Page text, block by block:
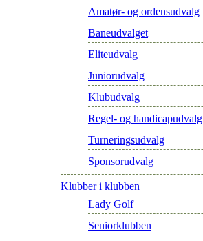
Amatør- og ordensudvalg
Baneudvalget
Eliteudvalg
Juniorudvalg
Klubudvalg
Regel- og handicapudvalg
Turneringsudvalg
Sponsorudvalg
Klubber i klubben
Lady Golf
Seniorklubben